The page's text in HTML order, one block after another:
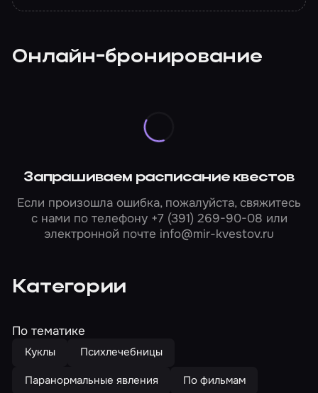
Онлайн-бронирование
Запрашиваем расписание квестов
Если произошла ошибка, пожалуйста, свяжитесь
с нами по телефону +7 (391) 269-90-08 или
электронной почте info@mir-kvestov.ru
Категории
По тематике
Куклы
Психлечебницы
Паранормальные явления
По фильмам